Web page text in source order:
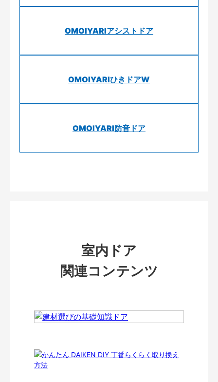
OMOIYARIアシストドア
OMOIYARIひきドアW
OMOIYARI防音ドア
室内ドア
関連コンテンツ